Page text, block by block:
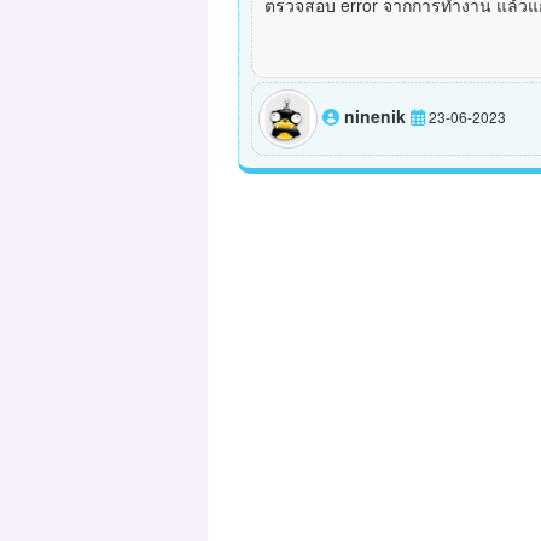
ตรวจสอบ error จากการทำงาน แล้ว
ninenik 23-06-2023